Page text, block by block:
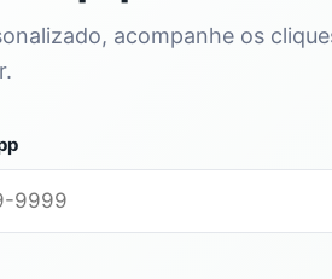
acompanhe os